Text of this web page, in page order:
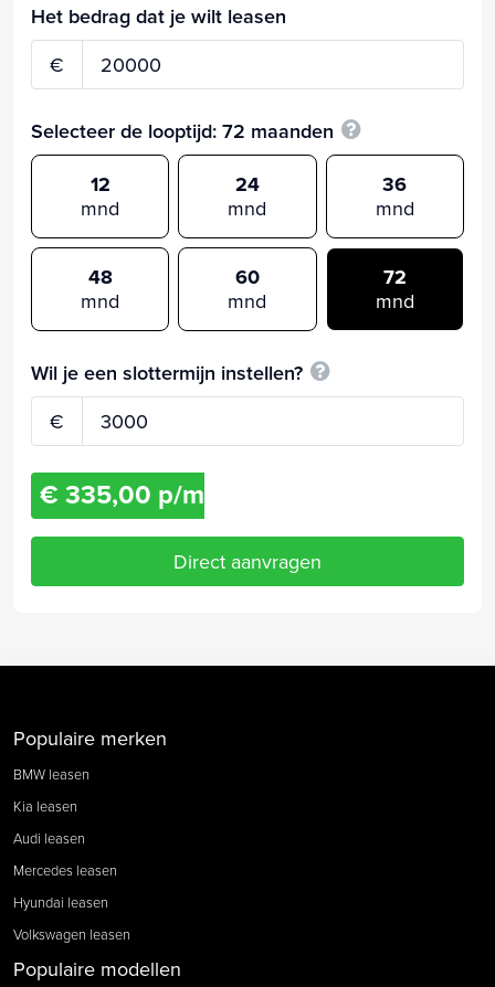
Het bedrag dat je wilt leasen
€
Selecteer de looptijd: 72 maanden
12
mnd
24
mnd
36
mnd
48
mnd
60
mnd
72
mnd
Wil je een slottermijn instellen?
€
€ 335,00 p/m
Direct aanvragen
Populaire merken
BMW leasen
Kia leasen
Audi leasen
Mercedes leasen
Hyundai leasen
Volkswagen leasen
Populaire modellen